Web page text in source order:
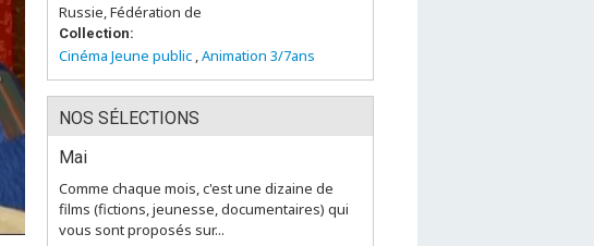
Russie, Fédération de
Collection:
Cinéma Jeune public ,Animation 3/7ans
NOS SÉLECTIONS
Mai
Comme chaque mois, c'est une dizaine de
films (fictions, jeunesse, documentaires) qui
vous sont proposés sur...